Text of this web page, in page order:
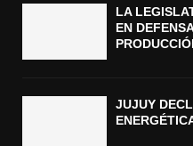
LA
EN
JUJUY